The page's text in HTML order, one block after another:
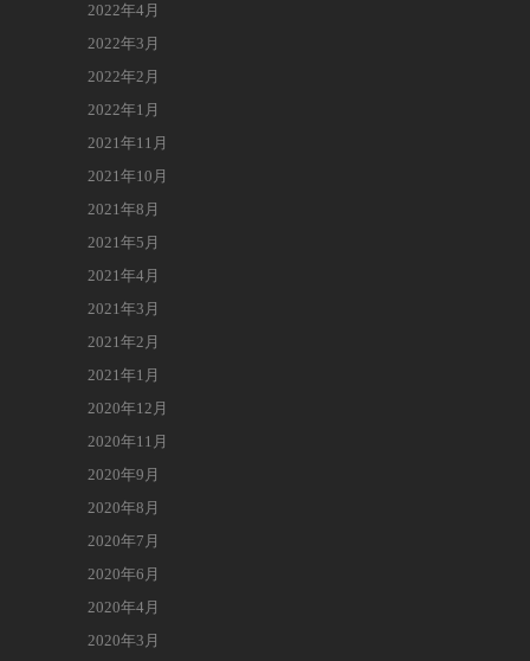
2022年4月
2022年3月
2022年2月
2022年1月
2021年11月
2021年10月
2021年8月
2021年5月
2021年4月
2021年3月
2021年2月
2021年1月
2020年12月
2020年11月
2020年9月
2020年8月
2020年7月
2020年6月
2020年4月
2020年3月